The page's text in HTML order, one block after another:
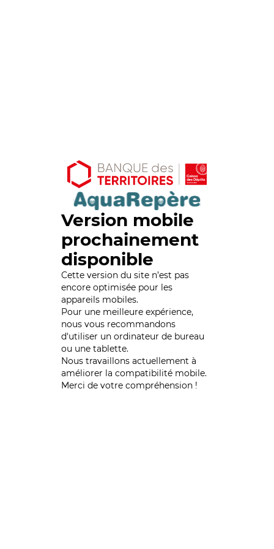
Version mobile
prochainement
disponible
Cette version du site n’est pas
encore optimisée pour les
appareils mobiles.
Pour une meilleure expérience,
nous vous recommandons
d'utiliser un ordinateur de bureau
ou une tablette.
Nous travaillons actuellement à
améliorer la compatibilité mobile.
Merci de votre compréhension !